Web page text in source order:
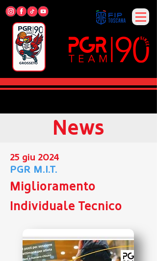
News
25 giu 2024
PGR M.I.T.
Miglioramento
Individuale Tecnico